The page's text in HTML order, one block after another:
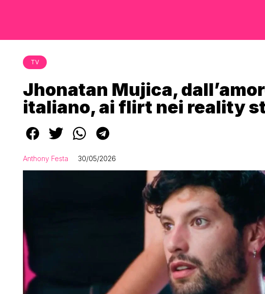
TV
Jhonatan Mujica,
italiano, ai flirt nei reality
Anthony Festa 30/05/2026